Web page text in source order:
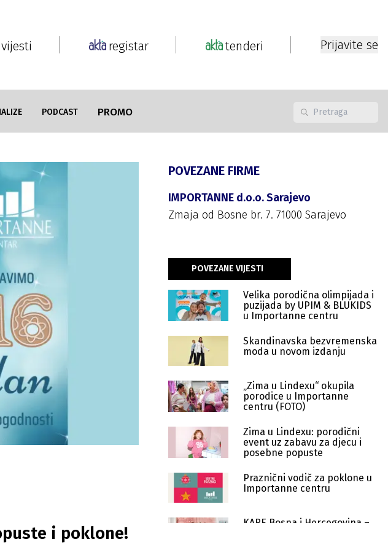
vijesti registar tenderi Prijavite se
PODCAST PROMO
i poklone!
POVEZANE FIRME
IMPORTANNE d.o.o. Sarajevo
Zmaja od Bosne br. 7. 71000 Sarajevo
POVEZANE VIJESTI
Velika porodična olimpijada i
puzijada by UPIM & BLUKIDS
u Importanne centru
Skandinavska bezvremenska
moda u novom izdanju
„Zima u Lindexu“ okupila
porodice u Importanne
centru (FOTO)
Zima u Lindexu: porodični
event uz zabavu za djecu i
posebne popuste
Praznični vodič za poklone u
Importanne centru
KARE Bosna i Hercegovina –